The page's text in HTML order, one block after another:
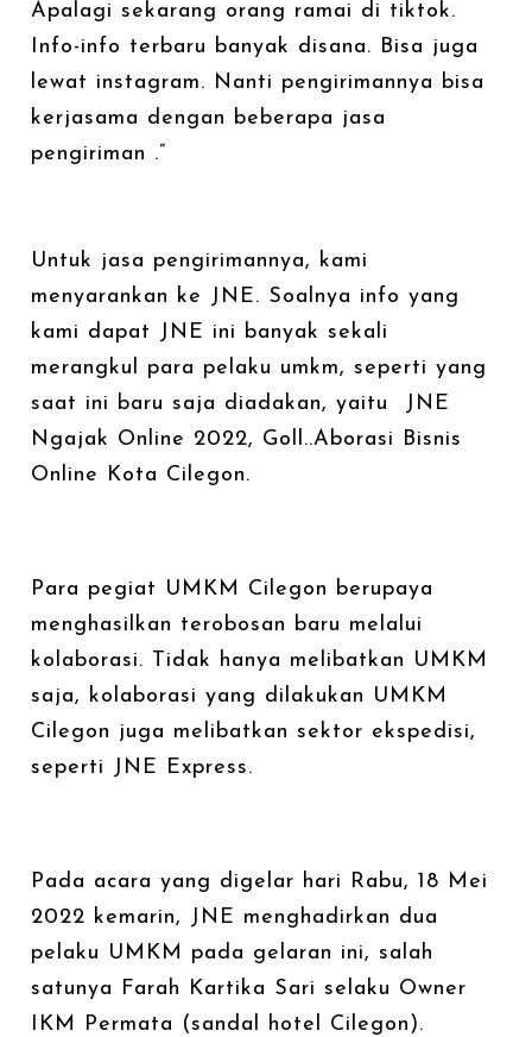
Apalagi sekarang orang ramai di tiktok.
Info-info terbaru banyak disana. Bisa juga
lewat instagram. Nanti pengirimannya bisa
kerjasama dengan beberapa jasa
pengiriman .”
Untuk jasa pengirimannya, kami
menyarankan ke JNE. Soalnya info yang
kami dapat JNE ini banyak sekali
merangkul para pelaku umkm, seperti yang
saat ini baru saja diadakan, yaitu JNE
Ngajak Online 2022, Goll..Aborasi Bisnis
Online Kota Cilegon.
Para pegiat UMKM Cilegon berupaya
menghasilkan terobosan baru melalui
kolaborasi. Tidak hanya melibatkan UMKM
saja, kolaborasi yang dilakukan UMKM
Cilegon juga melibatkan sektor ekspedisi,
seperti JNE Express.
Pada acara yang digelar hari Rabu, 18 Mei
2022 kemarin, JNE menghadirkan dua
pelaku UMKM pada gelaran ini, salah
satunya Farah Kartika Sari selaku Owner
IKM Permata (sandal hotel Cilegon).